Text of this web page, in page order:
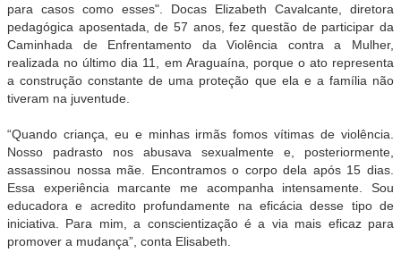
para casos como esses". Docas Elizabeth Cavalcante, diretora
pedagógica aposentada, de 57 anos, fez questão de participar da
Caminhada de Enfrentamento da Violência contra a Mulher,
realizada no último dia 11, em Araguaína, porque o ato representa
a construção constante de uma proteção que ela e a família não
tiveram na juventude.
“Quando criança, eu e minhas irmãs fomos vítimas de violência.
Nosso padrasto nos abusava sexualmente e, posteriormente,
assassinou nossa mãe. Encontramos o corpo dela após 15 dias.
Essa experiência marcante me acompanha intensamente. Sou
educadora e acredito profundamente na eficácia desse tipo de
iniciativa. Para mim, a conscientização é a via mais eficaz para
promover a mudança”, conta Elisabeth.